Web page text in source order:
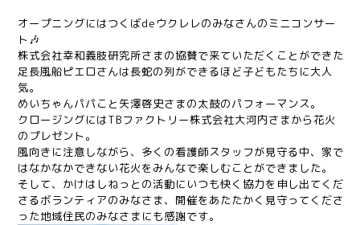
オープニングにはつくばdeウクレレのみなさんのミニコンサー
ト🎶
株式会社幸和義肢研究所さまの協賛で来ていただくことができた
足長風船ピエロさんは長蛇の列ができるほど子どもたちに大人
気。
めいちゃんパパこと矢澤啓史さまの太鼓のパフォーマンス。
クロージングにはTBファクトリー株式会社大河内さまから花火
のプレゼント。
風向きに注意しながら、多くの看護師スタッフが見守る中、家で
はなかなかできない花火をみんなで楽しむことができました。
そして、かけはしねっとの活動にいつも快く協力を申し出てくだ
さるボランティアのみなさま、開催をあたたかく見守ってくださ
った地域住民のみなさまにも感謝です。